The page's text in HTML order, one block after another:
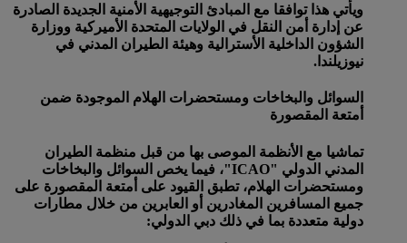
ويأتي هذا توافقا مع المبادئ التوجيهية الأمنية الجديدة الصادرة
عن إدارة أمن النقل في الولايات المتحدة الأميركية ووزارة
الشؤون الداخلية الأسترالية وهيئة الطيران المدني في
نيوزيلندا.
السوائل والبخاخات ومستحضرات الهلام الموجودة ضمن
أمتعة المقصورة
تماشيا مع الأنظمة الموصى بها من قبل منظمة الطيران
المدني الدولي "ICAO"، فيما يخص السوائل والبخاخات
ومستحضرات الهلام، تطبق القيود على أمتعة المقصورة على
جميع المسافرين المغادرين أو العابرين من خلال مطارات
دولية متعددة بما في ذلك دبي الدولي: